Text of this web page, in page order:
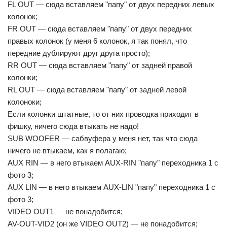
FL OUT — сюда вставляем "папу" от двух передних левых
колонок;
FR OUT — сюда вставляем "папу" от двух передних
правых колонок (у меня 6 колонок, я так понял, что
передние дублируют друг друга просто);
RR OUT — сюда вставляем "папу" от задней правой
колонки;
RL OUT — сюда вставляем "папу" от задней левой
колоноки;
Если колонки штатные, то от них проводка приходит в
фишку, ничего сюда втыкать не надо!
SUB WOOFER — сабвуфера у меня нет, так что сюда
ничего не втыкаем, как я полагаю;
AUX RIN — в него втыкаем AUX-RIN "папу" переходника 1 с
фото 3;
AUX LIN — в него втыкаем AUX-LIN "папу" переходника 1 с
фото 3;
VIDEO OUT1 — не понадобится;
AV-OUT-VID2 (он же VIDEO OUT2) — не понадобится;